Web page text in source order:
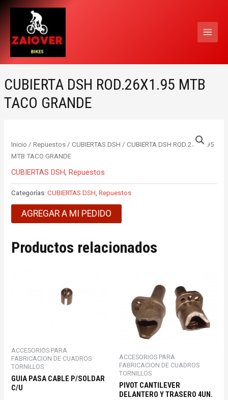
contenido
CUBIERTA DSH ROD.26X1.95 MTB
TACO GRANDE
Inicio /Repuestos /CUBIERTAS DSH / CUBIERTA DSH ROD.26X1.95
MTB TACO GRANDE
CUBIERTAS DSH,Repuestos
Categorías:CUBIERTAS DSH,Repuestos
AGREGAR A MI PEDIDO
Productos relacionados
ACCESORIOS PARA
FABRICACION DE CUADROS
TORNILLOS
GUIA PASA CABLE P/SOLDAR
C/U
ACCESORIOS PARA
FABRICACION DE CUADROS
TORNILLOS
PIVOT CANTILEVER
DELANTERO Y TRASERO 4UN.